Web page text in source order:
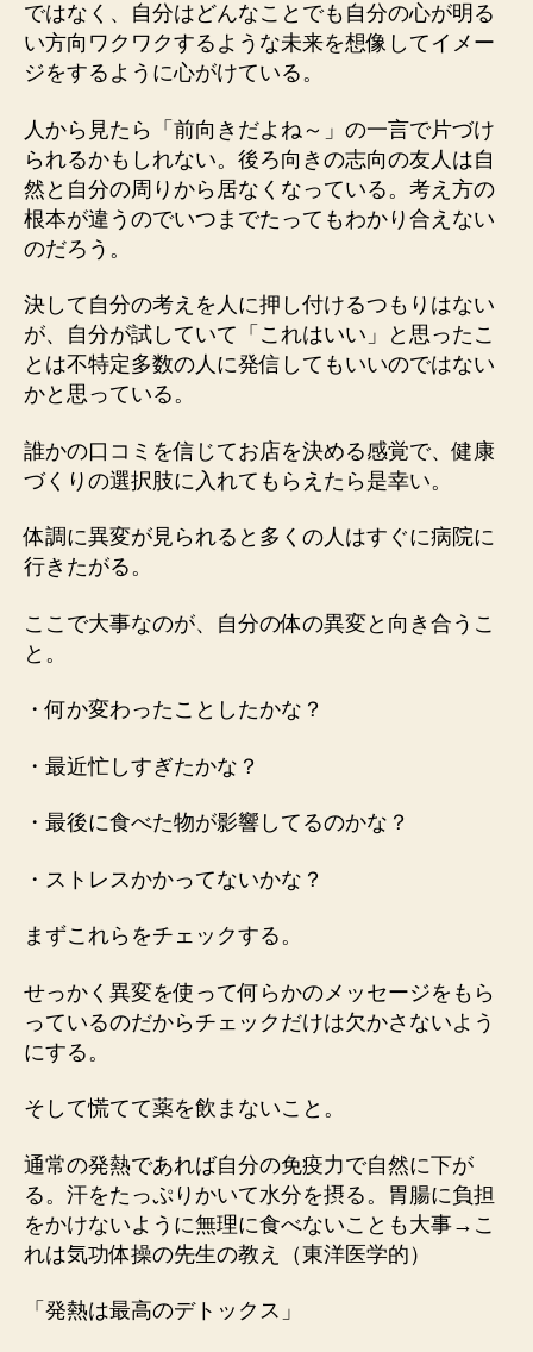
ではなく、自分はどんなことでも自分の心が明る
い方向ワクワクするような未来を想像してイメー
ジをするように心がけている。
人から見たら「前向きだよね～」の一言で片づけ
られるかもしれない。後ろ向きの志向の友人は自
然と自分の周りから居なくなっている。考え方の
根本が違うのでいつまでたってもわかり合えない
のだろう。
決して自分の考えを人に押し付けるつもりはない
が、自分が試していて「これはいい」と思ったこ
とは不特定多数の人に発信してもいいのではない
かと思っている。
誰かの口コミを信じてお店を決める感覚で、健康
づくりの選択肢に入れてもらえたら是幸い。
体調に異変が見られると多くの人はすぐに病院に
行きたがる。
ここで大事なのが、自分の体の異変と向き合うこ
と。
・何か変わったことしたかな？
・最近忙しすぎたかな？
・最後に食べた物が影響してるのかな？
・ストレスかかってないかな？
まずこれらをチェックする。
せっかく異変を使って何らかのメッセージをもら
っているのだからチェックだけは欠かさないよう
にする。
そして慌てて薬を飲まないこと。
通常の発熱であれば自分の免疫力で自然に下が
る。汗をたっぷりかいて水分を摂る。胃腸に負担
をかけないように無理に食べないことも大事→こ
れは気功体操の先生の教え（東洋医学的）
「発熱は最高のデトックス」